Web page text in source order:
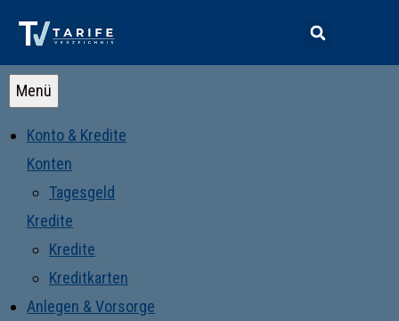
Menü
Konto & Kredite
Konten
Tagesgeld
Kredite
Kredite
Kreditkarten
Anlegen & Vorsorge